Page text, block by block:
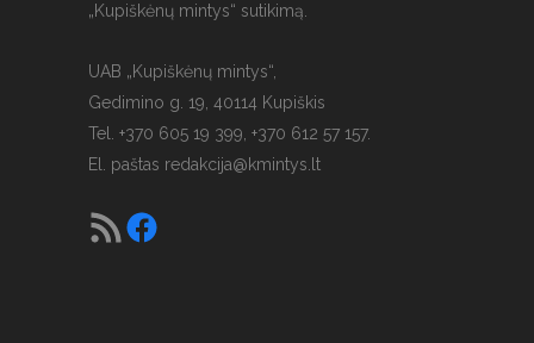
„Kupiškėnų mintys“ sutikimą.
UAB „Kupiškėnų mintys“,
Gedimino g. 19, 40114 Kupiškis
Tel. +370 605 19 399, +370 612 57 157.
El. paštas redakcija@kmintys.lt